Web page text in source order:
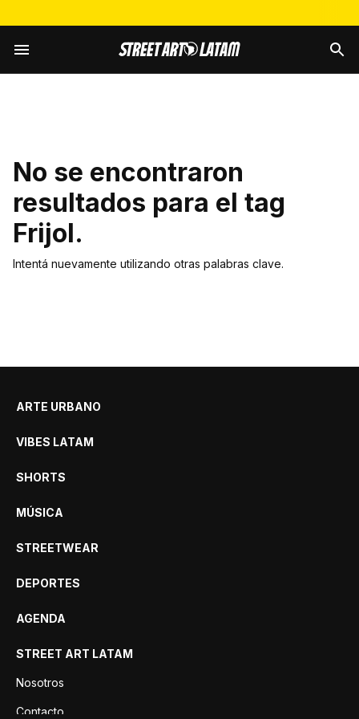
No se encontraron
resultados para el tag
Frijol.
Intentá nuevamente utilizando otras palabras clave.
ARTE URBANO
VIBES LATAM
SHORTS
MÚSICA
STREETWEAR
DEPORTES
AGENDA
STREET ART LATAM
Nosotros
Contacto